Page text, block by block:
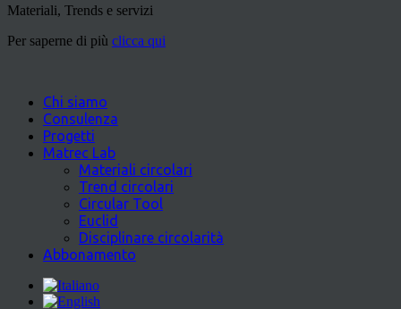
Materiali, Trends e servizi
Per saperne di più clicca qui
Chi siamo
Consulenza
Progetti
Matrec Lab
Materiali circolari
Trend circolari
Circular Tool
Euclid
Disciplinare circolarità
Abbonamento